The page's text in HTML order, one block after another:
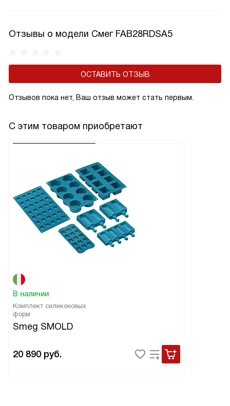
Отзывы о модели Смег FAB28RDSA5
ОСТАВИТЬ ОТЗЫВ
Отзывов пока нет, Ваш отзыв может стать первым.
С этим товаром приобретают
В наличии
Комплект силиконовых
форм
Smeg SMOLD
20 890 руб.